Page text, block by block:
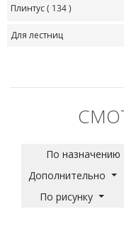
Плинтус( 134 )
Для лестниц
По назначению
Дополнительно
По рисунку